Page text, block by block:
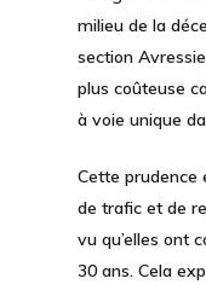
milieu de la
section
plus coûteuse
à voie unique
Cette prudence
de trafic et de
vu qu’elles ont
30 ans. Cela